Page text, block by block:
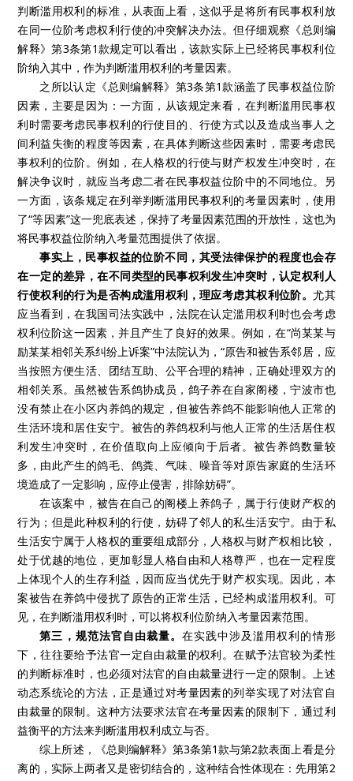
判断滥用权利的标准，从表面上看，这似乎是将所有民事权利放
在同一位阶考虑权利行使的冲突解决办法。但仔细观察《总则编
解释》第3条第1款规定可以看出，该款实际上已经将民事权利位
阶纳入其中，作为判断滥用权利的考量因素。
之所以认定《总则编解释》第3条第1款涵盖了民事权益位阶
因素，主要是因为：一方面，从该规定来看，在判断滥用民事权
利时需要考虑民事权利的行使目的、行使方式以及造成当事人之
间利益失衡的程度等因素，在具体判断这些因素时，需要考虑民
事权利的位阶。例如，在人格权的行使与财产权发生冲突时，在
解决争议时，就应当考虑二者在民事权益位阶中的不同地位。另
一方面，该条规定在列举判断滥用民事权利的考量因素时，使用
了“等因素”这一兜底表述，保持了考量因素范围的开放性，这也为
将民事权益位阶纳入考量范围提供了依据。
事实上，民事权益的位阶不同，其受法律保护的程度也会存
在一定的差异，在不同类型的民事权利发生冲突时，认定权利人
行使权利的行为是否构成滥用权利，理应考虑其权利位阶。尤其
应当看到，在我国司法实践中，法院在认定滥用权利时也会考虑
权利位阶这一因素，并且产生了良好的效果。例如，在“尚某某与
励某某相邻关系纠纷上诉案”中法院认为，“原告和被告系邻居，应
当按照方便生活、团结互助、公平合理的精神，正确处理双方的
相邻关系。虽然被告系鸽协成员，鸽子养在自家阁楼，宁波市也
没有禁止在小区内养鸽的规定，但被告养鸽不能影响他人正常的
生活环境和居住安宁。被告的养鸽权利与他人正常的生活居住权
利发生冲突时，在价值取向上应倾向于后者。被告养鸽数量较
多，由此产生的鸽毛、鸽粪、气味、噪音等对原告家庭的生活环
境造成了一定影响，应停止侵害，排除妨碍”。
在该案中，被告在自己的阁楼上养鸽子，属于行使财产权的
行为；但是此种权利的行使，妨碍了邻人的私生活安宁。由于私
生活安宁属于人格权的重要组成部分，人格权与财产权相比较，
处于优越的地位，更加彰显人格自由和人格尊严，也在一定程度
上体现个人的生存利益，因而应当优先于财产权实现。因此，本
案被告在养鸽中侵扰了原告的正常生活，已经构成滥用权利。可
见，在判断滥用权利时，可以将权利位阶纳入考量因素范围。
第三，规范法官自由裁量。 在实践中涉及滥用权利的情形
下，往往要给予法官一定自由裁量的权利。在赋予法官较为柔性
的判断标准时，也必须对法官的自由裁量进行一定的限制。上述
动态系统论的方法，正是通过对考量因素的列举实现了对法官自
由裁量的限制。这种方法要求法官在考量因素的限制下，通过利
益衡平的方法来判断滥用权利成立与否。
综上所述，《总则编解释》第3条第1款与第2款表面上看是分
离的，实际上两者又是密切结合的，这种结合性体现在：先用第2